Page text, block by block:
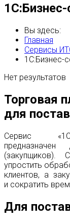
Вы здесь:
Главная
Сервисы
1С:Бизнес-
Нет результатов
Торговая
для
Сервис
упростить
клиентов, а
и сократить
Для